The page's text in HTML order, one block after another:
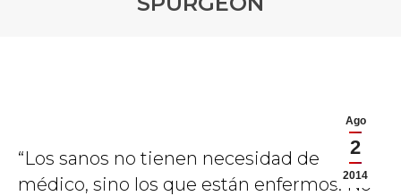
Ago
2
2014
“Los sanos no tienen necesidad de
médico, sino los que están enfermos. No